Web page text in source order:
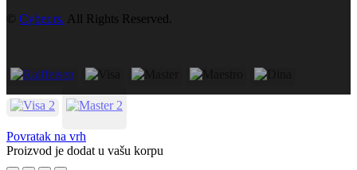
© Cyber.rs. All Rights Reserved.
Povratak na vrh
Proizvod je dodat u vašu korpu